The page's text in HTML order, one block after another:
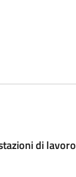
di lavoro